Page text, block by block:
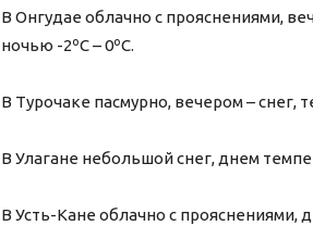
В Онгудае облачно с прояснениями,
ночью -2ºС – 0ºС.
В Турочаке пасмурно, вечером – снег,
В Улагане небольшой снег, днем
В Усть-Кане облачно с прояснениями,